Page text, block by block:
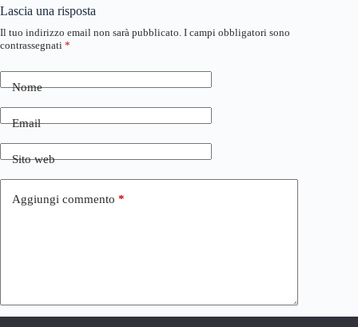
Lascia una risposta
Il tuo indirizzo email non sarà pubblicato. I campi obbligatori sono
contrassegnati *
Nome
Email
Sito web
Aggiungi commento *